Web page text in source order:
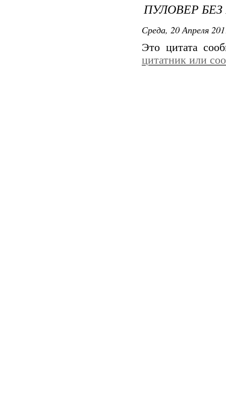
ПУЛОВЕР БЕЗ
Среда, 20 Апреля
Это цитата
цитатник или